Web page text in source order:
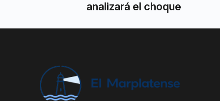
analizará el choque